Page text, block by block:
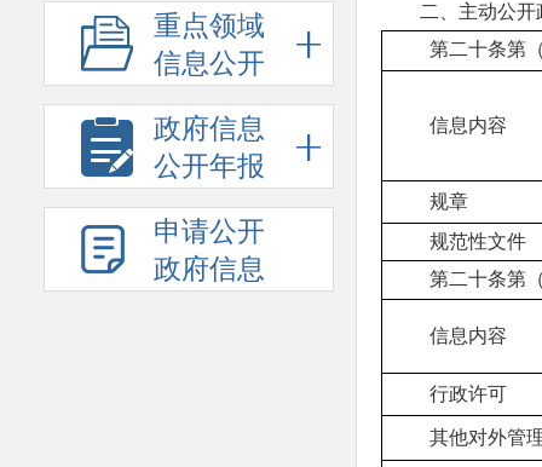
重点领域
信息公开
政府信息
公开年报
申请公开
政府信息
二、主动公
第二十条第
信息内容
规章
规范性文件
第二十条第
信息内容
行政许可
其他对外管